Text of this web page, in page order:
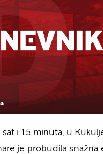
sat i 15 minuta, u
je probudila snažna